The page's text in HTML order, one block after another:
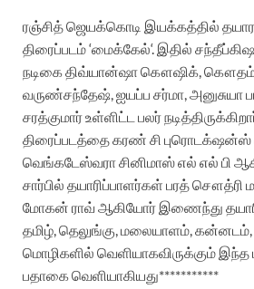
ரஞ்சித்ஜெயக்கொடி இயக்கத்தில்
திரைப்படம்‘மைக்கேல்‘. இதில் சந்தீப்
நடிகைதிவ்யான்ஷாகௌஷிக்
வருண்சந்தேஷ் ஐயப்ப சர்மா அனுசுயா
சரத்குமார்உள்ளிட்ட பலர்
திரைப்படத்தைகரண் சி புரொடக்‌ஷன்ஸ்
வெங்கடேஸ்வராசினிமாஸ்எல் எல் பி
சார்பில் தயாரிப்பாளர்கள் பரத்சௌத்ரி
மோகன் ராவ் ஆகியோர் இணைந்து
தமிழ் தெலுங்கு மலையாளம் கன்னடம்
மொழிகளில் வெளியாகவிருக்கும் இந்த
பதாகைவெளியாகியது***********